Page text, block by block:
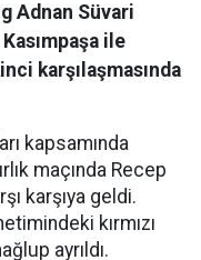
Adnan Süvari
ile
karşılaşmasında
kapsamında
maçında Recep
karşıya geldi.
kırmızı
ayrıldı.